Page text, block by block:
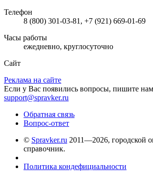
Телефон
8 (800) 301-03-81, +7 (921) 669-01-69
Часы работы
ежедневно, круглосуточно
Сайт
Реклама на сайте
Если у Вас появились вопросы, пишите
support@spravker.ru
Обратная связь
Вопрос-ответ
© Spravker.ru 2011—2026, городской
справочник.
Политика кондефициальности